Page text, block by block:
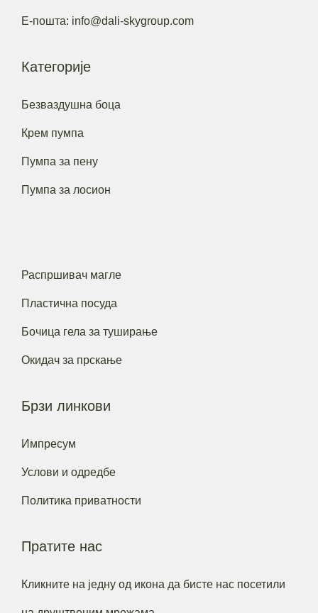
Е-пошта: info@dali-skygroup.com
Категорије
Безваздушна боца
Крем пумпа
Пумпа за пену
Пумпа за лосион
Распршивач магле
Пластична посуда
Бочица гела за туширање
Окидач за прскање
Брзи линкови
Импресум
Услови и одредбе
Политика приватности
Пратите нас
Кликните на једну од икона да бисте нас посетили